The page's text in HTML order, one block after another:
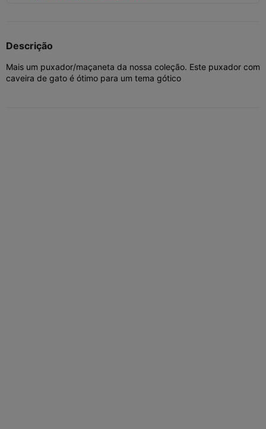
Descrição
Mais um puxador/maçaneta da nossa coleção. Este puxador com
caveira de gato é ótimo para um tema gótico